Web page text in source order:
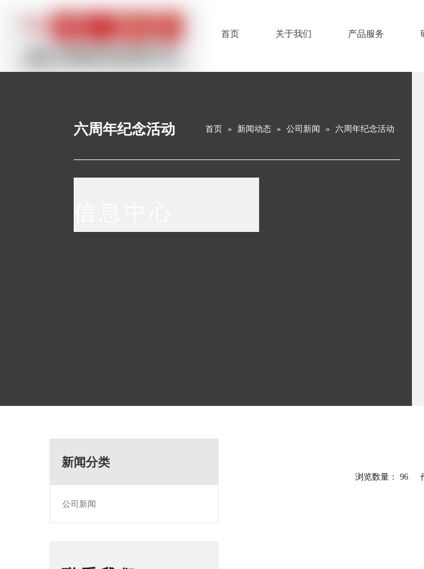
首页 关于我们 产品服务
六周年纪念活动 首页 » 新闻动态 » 公司新闻 » 六周年纪念活动
新闻分类
公司新闻
浏览数量： 96 作